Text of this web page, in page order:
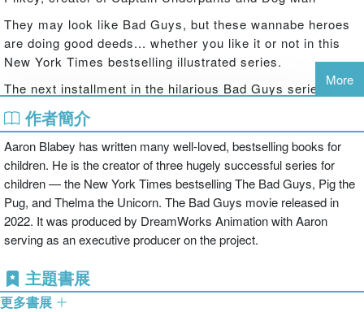
They may look like Bad Guys, but these wannabe heroes
are doing good deeds... whether you like it or not in this
New York Times bestselling illustrated series.
The next installment in the hilarious Bad Guys series!
More
作者簡介
Aaron Blabey has written many well-loved, bestselling books for
children. He is the creator of three hugely successful series for
children — the New York Times bestselling The Bad Guys, Pig the
Pug, and Thelma the Unicorn. The Bad Guys movie released in
2022. It was produced by DreamWorks Animation with Aaron
serving as an executive producer on the project.
主題書展
更多書展